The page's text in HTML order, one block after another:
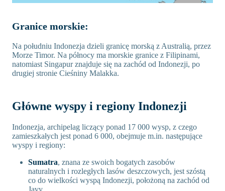
Granice morskie:
Na południu Indonezja dzieli granicę morską z Australią, przez
Morze Timor. Na północy ma morskie granice z Filipinami,
natomiast Singapur znajduje się na zachód od Indonezji, po
drugiej stronie Cieśniny Malakka.
Główne wyspy i regiony Indonezji
Indonezja, archipelag liczący ponad 17 000 wysp, z czego
zamieszkałych jest ponad 6 000, obejmuje m.in. następujące
wyspy i regiony:
Sumatra, znana ze swoich bogatych zasobów
naturalnych i rozległych lasów deszczowych, jest szóstą
co do wielkości wyspą Indonezji, położoną na zachód od